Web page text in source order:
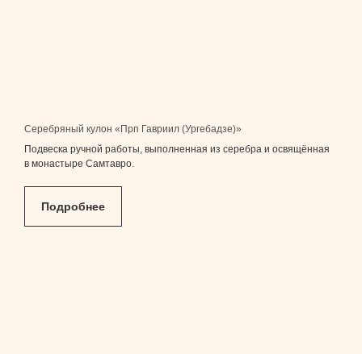
Серебряный кулон «Прп Гавриил (Ургебадзе)»
Подвеска ручной работы, выполненная из серебра и освящённая
в монастыре Самтавро.
Подробнее